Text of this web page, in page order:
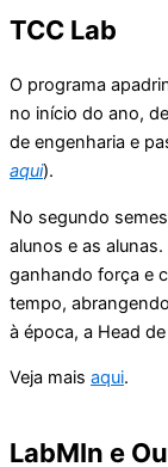
TCC Lab
O programa
no início do ano,
de engenharia e
aqui).
No segundo
alunos e as
ganhando força e
tempo,
à época, a Head
Veja mais aqui.
LabMIn e